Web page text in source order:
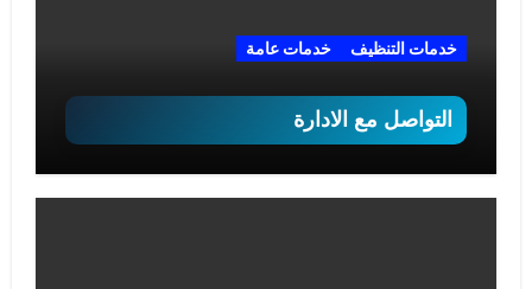
خدمات التنظيف خدمات عامة
التواصل مع الادارة